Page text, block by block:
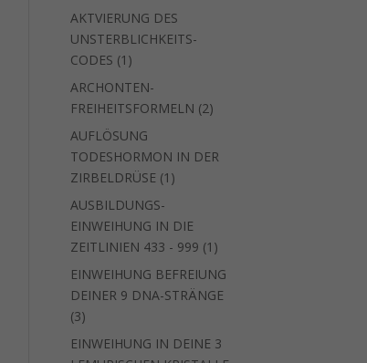
Produkt
AKTVIERUNG DES
UNSTERBLICHKEITS-
CODES 1 1
Produkt
ARCHONTEN-
FREIHEITSFORMELN 22
AUFLÖSUNG
TODESHORMON IN DER
ZIRBELDRÜSE 1 1
AUSBILDUNGS-
EINWEIHUNG IN DIE
ZEITLINIEN 433 - 999 1 1
Produkt
EINWEIHUNG BEFREIUNG
DEINER 9 DNA-STRÄNGE
33
Produkte
EINWEIHUNG IN DEINE 3